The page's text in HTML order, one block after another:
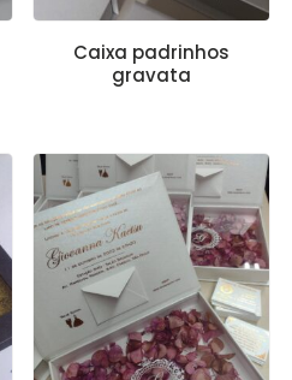
Caixa padrinhos
gravata